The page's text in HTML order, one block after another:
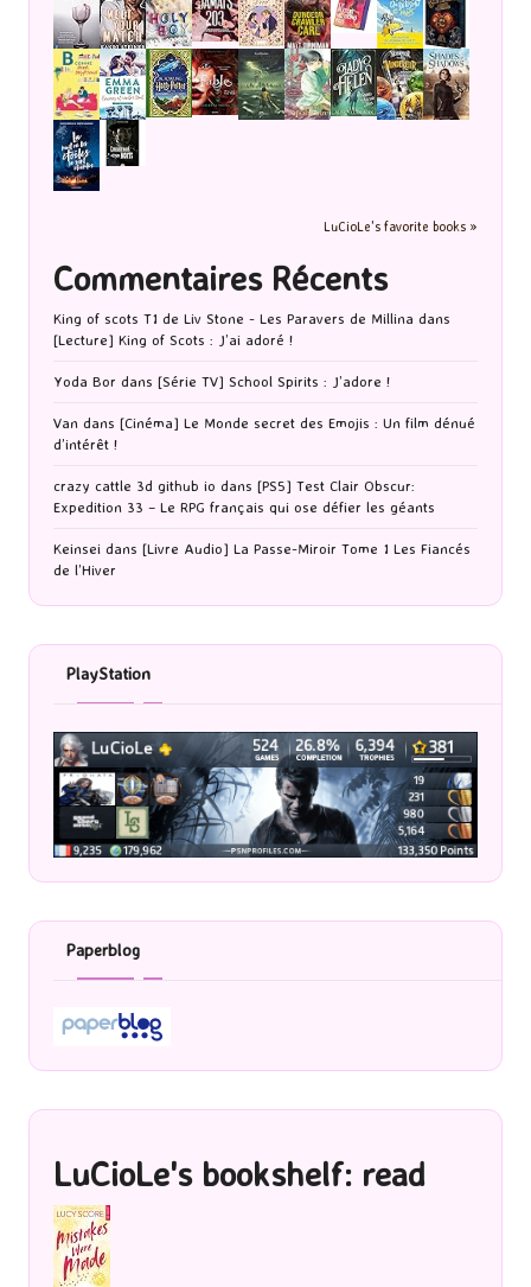
LuCioLe's favorite books »
Commentaires Récents
King of scots T1 de Liv Stone - Les Paravers de Millina dans
[Lecture] King of Scots : J’ai adoré !
Yoda Bor dans [Série TV] School Spirits : J’adore !
Van dans [Cinéma] Le Monde secret des Emojis : Un film dénué
d’intérêt !
crazy cattle 3d github io dans [PS5] Test Clair Obscur:
Expedition 33 – Le RPG français qui ose défier les géants
Keinsei dans [Livre Audio] La Passe-Miroir Tome 1 Les Fiancés
de l’Hiver
PlayStation
Paperblog
LuCioLe's bookshelf: read